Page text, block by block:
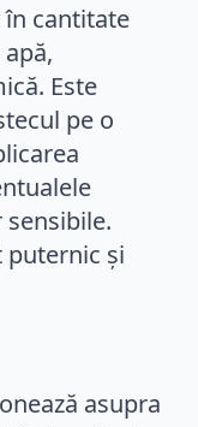
cantitate
Este
pe o
puternic și
asupra